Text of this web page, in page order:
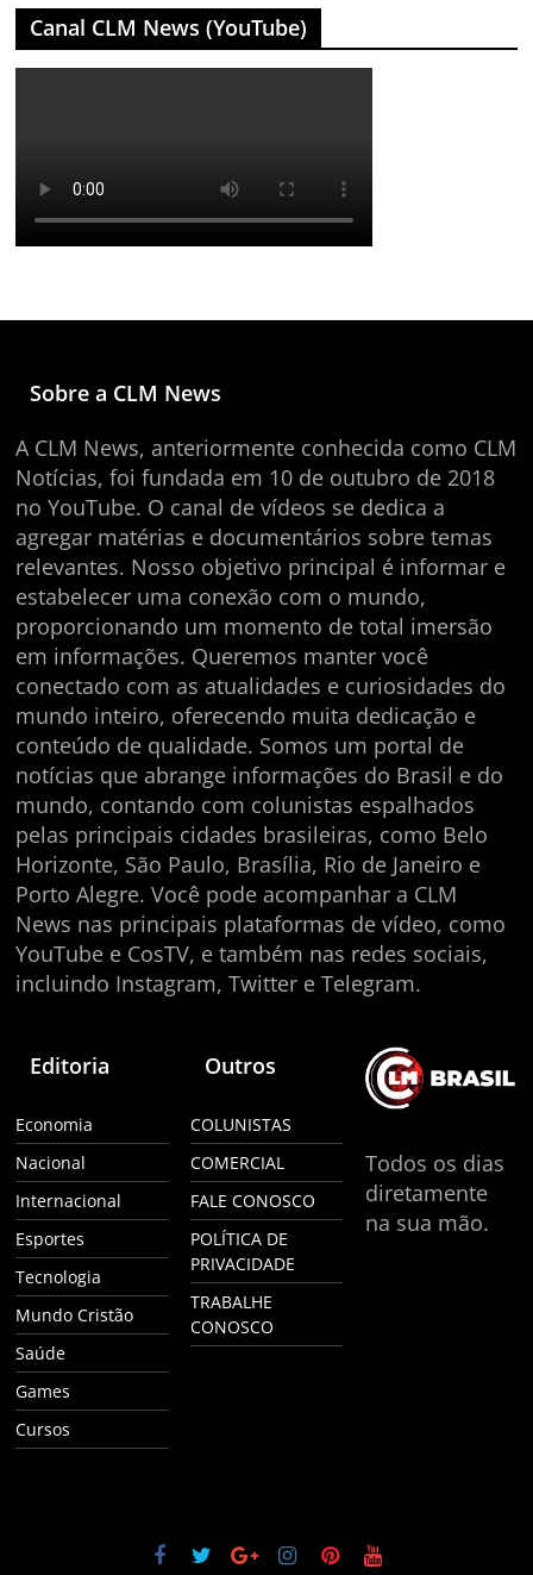
Canal CLM News (YouTube)
Sobre a CLM News
A CLM News, anteriormente conhecida como CLM
Notícias, foi fundada em 10 de outubro de 2018
no YouTube. O canal de vídeos se dedica a
agregar matérias e documentários sobre temas
relevantes. Nosso objetivo principal é informar e
estabelecer uma conexão com o mundo,
proporcionando um momento de total imersão
em informações. Queremos manter você
conectado com as atualidades e curiosidades do
mundo inteiro, oferecendo muita dedicação e
conteúdo de qualidade. Somos um portal de
notícias que abrange informações do Brasil e do
mundo, contando com colunistas espalhados
pelas principais cidades brasileiras, como Belo
Horizonte, São Paulo, Brasília, Rio de Janeiro e
Porto Alegre. Você pode acompanhar a CLM
News nas principais plataformas de vídeo, como
YouTube e CosTV, e também nas redes sociais,
incluindo Instagram, Twitter e Telegram.
Editoria
Economia
Nacional
Internacional
Esportes
Tecnologia
Mundo Cristão
Saúde
Games
Cursos
Outros
COLUNISTAS
COMERCIAL
FALE CONOSCO
POLÍTICA DE
PRIVACIDADE
TRABALHE
CONOSCO
Todos os dias
diretamente
na sua mão.